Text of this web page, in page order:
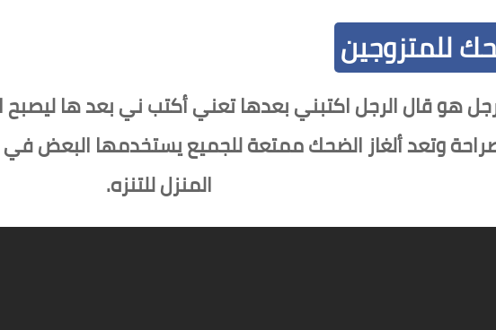
للمتزوجين
هو قال الرجل اكتبني بعدها تعني أكتب ني بعد ها
وتعد ألغاز الضحك ممتعة للجميع يستخدمها البعض في
المنزل للتنزه.